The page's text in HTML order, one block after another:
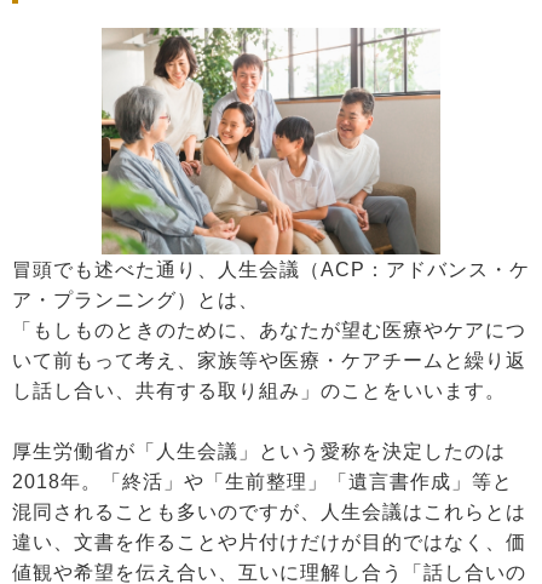
冒頭でも述べた通り、人生会議（ACP：アドバンス・ケ
ア・プランニング）とは、
「もしものときのために、あなたが望む医療やケアにつ
いて前もって考え、家族等や医療・ケアチームと繰り返
し話し合い、共有する取り組み」のことをいいます。
厚生労働省が「人生会議」という愛称を決定したのは
2018年。「終活」や「生前整理」「遺言書作成」等と
混同されることも多いのですが、人生会議はこれらとは
違い、文書を作ることや片付けだけが目的ではなく、価
値観や希望を伝え合い、互いに理解し合う「話し合いの